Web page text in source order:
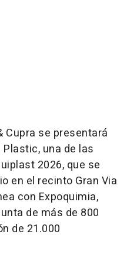
Cupra se presentará
una de las
2026, que se
en el recinto Gran Via
con Expoquimia,
de más de 800
de 21.000